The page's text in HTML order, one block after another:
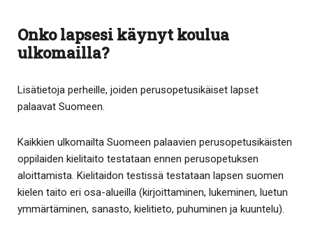
Onko lapsesi käynyt koulua
ulkomailla?
Lisätietoja perheille, joiden perusopetusikäiset lapset
palaavat Suomeen.
Kaikkien ulkomailta Suomeen palaavien perusopetusikäisten
oppilaiden kielitaito testataan ennen perusopetuksen
aloittamista. Kielitaidon testissä testataan lapsen suomen
kielen taito eri osa-alueilla (kirjoittaminen, lukeminen, luetun
ymmärtäminen, sanasto, kielitieto, puhuminen ja kuuntelu).